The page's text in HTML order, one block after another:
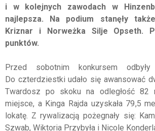
i w kolejnych zawodach w
najlepsza. Na podium stanęły
Kriznar i Norweżka Silje Opseth.
punktów.
Przed sobotnim konkursem
Do czterdziestki udało się awansować
Twardosz po skoku na odległość 82
miejsce, a Kinga Rajda uzyskała 79,5
lokatę. Z rywalizacją pożegnały się:
Szwab, Wiktoria Przybyła i Nicole